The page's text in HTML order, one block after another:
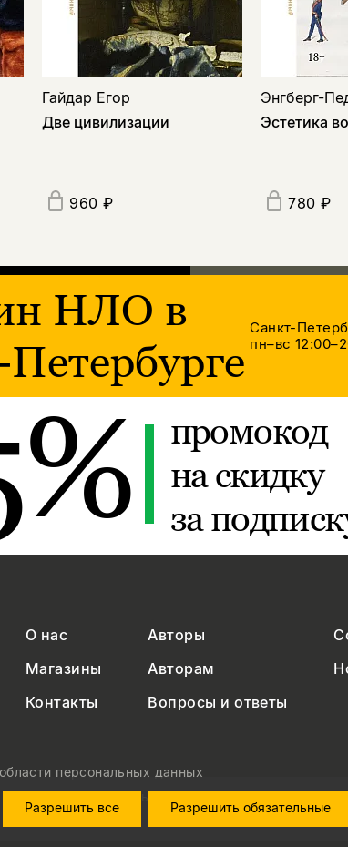
Гайдар Егор
Две цивилизации
960 ₽
Энгберг-
Эстетика
780 ₽
НЛО в
Санкт-
пн–вс
промокод
на скидку
за
О нас Авторы
Магазины Авторам
Контакты Вопросы и ответы
персональных данных
обработку персональных данных
Разрешить все Разрешить обязательные